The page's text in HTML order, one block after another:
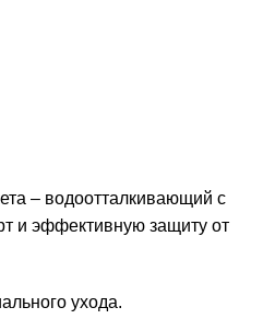
– водоотталкивающий с
и эффективную защиту от
ухода.